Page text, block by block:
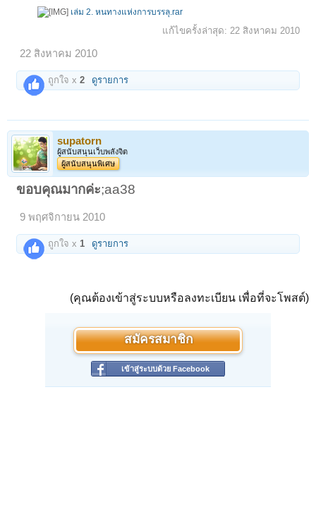
เล่ม 2. หนทางแห่งการบรรลุ.rar
แก้ไขครั้งล่าสุด: 22 สิงหาคม 2010
22 สิงหาคม 2010
ถูกใจ x2 ดูรายการ
supatorn
ผู้สนับสนุนเว็บพลังจิต
ผู้สนับสนุนพิเศษ
ขอบคุณมากค่ะ;aa38
9 พฤศจิกายน 2010
ถูกใจ x 1 ดูรายการ
(คุณต้องเข้าสู่ระบบหรือลงทะเบียน เพื่อที่จะโพสต์)
สมัครสมาชิก
เข้าสู่ระบบด้วย Facebook